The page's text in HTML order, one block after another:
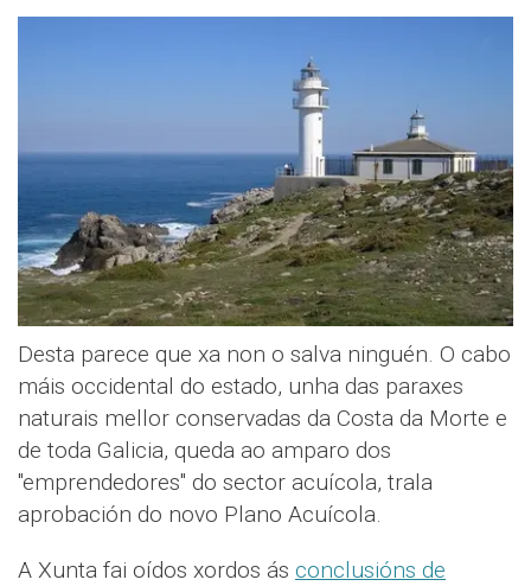
Desta parece que xa non o salva ninguén. O cabo
máis occidental do estado, unha das paraxes
naturais mellor conservadas da Costa da Morte e
de toda Galicia, queda ao amparo dos
"emprendedores" do sector acuícola, trala
aprobación do novo Plano Acuícola.
A Xunta fai oídos xordos ás conclusións de